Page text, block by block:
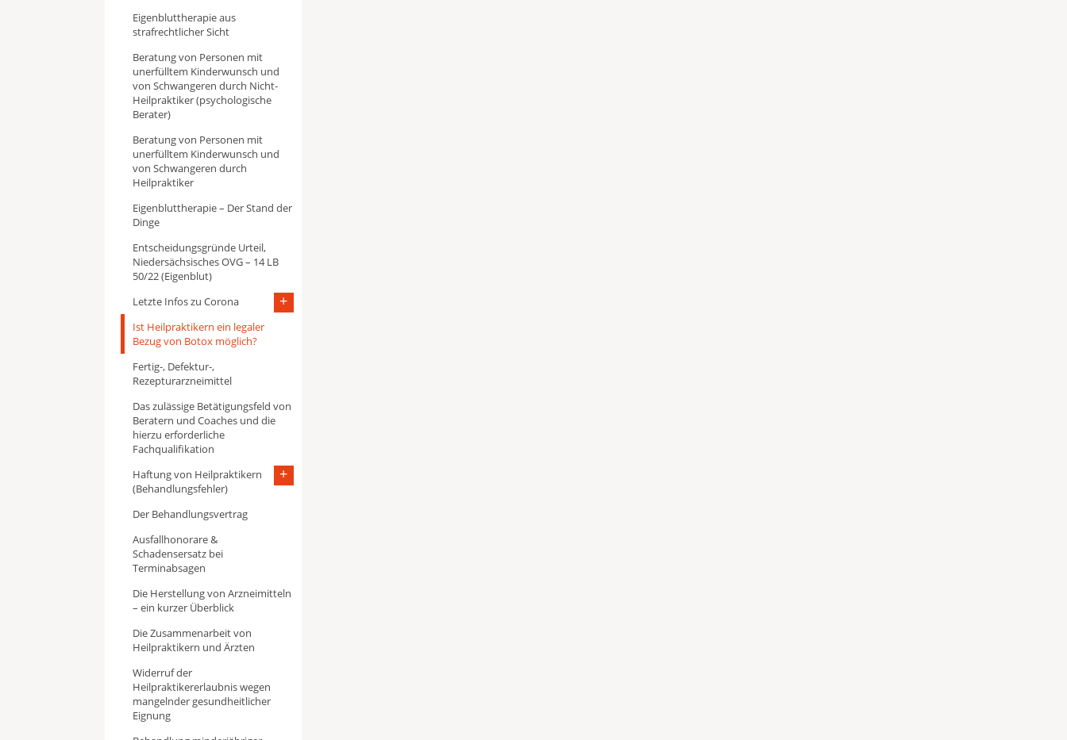
Eigenbluttherapie aus
strafrechtlicher Sicht
Beratung von Personen mit
unerfülltem Kinderwunsch und
von Schwangeren durch Nicht-
Heilpraktiker (psychologische
Berater)
Beratung von Personen mit
unerfülltem Kinderwunsch und
von Schwangeren durch
Heilpraktiker
Eigenbluttherapie – Der Stand der
Dinge
Entscheidungsgründe Urteil,
Niedersächsisches OVG – 14 LB
50/22 (Eigenblut)
Letzte Infos zu Corona
Ist Heilpraktikern ein legaler
Bezug von Botox möglich?
Fertig-, Defektur-,
Rezepturarzneimittel
Das zulässige Betätigungsfeld von
Beratern und Coaches und die
hierzu erforderliche
Fachqualifikation
Haftung von Heilpraktikern
(Behandlungsfehler)
Der Behandlungsvertrag
Ausfallhonorare &
Schadensersatz bei
Terminabsagen
Die Herstellung von Arzneimitteln
– ein kurzer Überblick
Die Zusammenarbeit von
Heilpraktikern und Ärzten
Widerruf der
Heilpraktikererlaubnis wegen
mangelnder gesundheitlicher
Eignung